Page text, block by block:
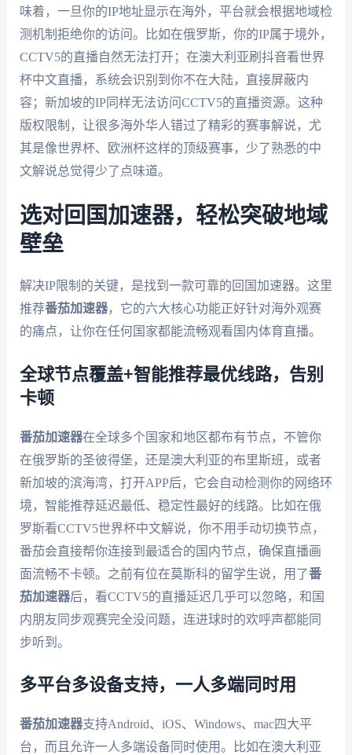
味着，一旦你的IP地址显示在海外，平台就会根据地域检
测机制拒绝你的访问。比如在俄罗斯，你的IP属于境外，
CCTV5的直播自然无法打开；在澳大利亚刷抖音看世界
杯中文直播，系统会识别到你不在大陆，直接屏蔽内
容；新加坡的IP同样无法访问CCTV5的直播资源。这种
版权限制，让很多海外华人错过了精彩的赛事解说，尤
其是像世界杯、欧洲杯这样的顶级赛事，少了熟悉的中
文解说总觉得少了点味道。
选对回国加速器，轻松突破地域
壁垒
解决IP限制的关键，是找到一款可靠的回国加速器。这里
推荐番茄加速器，它的六大核心功能正好针对海外观赛
的痛点，让你在任何国家都能流畅观看国内体育直播。
全球节点覆盖+智能推荐最优线路，告别
卡顿
番茄加速器在全球多个国家和地区都布有节点，不管你
在俄罗斯的圣彼得堡，还是澳大利亚的布里斯班，或者
新加坡的滨海湾，打开APP后，它会自动检测你的网络环
境，智能推荐延迟最低、稳定性最好的线路。比如在俄
罗斯看CCTV5世界杯中文解说，你不用手动切换节点，
番茄会直接帮你连接到最适合的国内节点，确保直播画
面流畅不卡顿。之前有位在莫斯科的留学生说，用了番
茄加速器后，看CCTV5的直播延迟几乎可以忽略，和国
内朋友同步观赛完全没问题，连进球时的欢呼声都能同
步听到。
多平台多设备支持，一人多端同时用
番茄加速器支持Android、iOS、Windows、mac四大平
台，而且允许一人多端设备同时使用。比如在澳大利亚